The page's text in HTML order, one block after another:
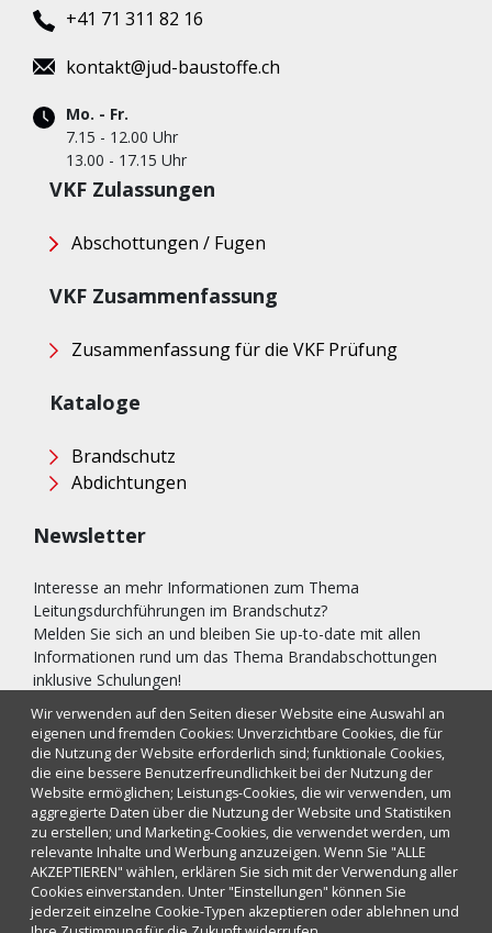
+41 71 311 82 16
kontakt@jud-baustoffe.ch
Mo. - Fr.
7.15 - 12.00 Uhr
13.00 - 17.15 Uhr
VKF Zulassungen
Abschottungen / Fugen
VKF Zusammenfassung
Zusammenfassung für die VKF Prüfung
Kataloge
Brandschutz
Abdichtungen
Newsletter
Interesse an mehr Informationen zum Thema
Leitungsdurchführungen im Brandschutz?
Melden Sie sich an und bleiben Sie up-to-date mit allen
Informationen rund um das Thema Brandabschottungen
inklusive Schulungen!
Abonnieren
Wir verwenden auf den Seiten dieser Website eine Auswahl an
eigenen und fremden Cookies: Unverzichtbare Cookies, die für
die Nutzung der Website erforderlich sind; funktionale Cookies,
die eine bessere Benutzerfreundlichkeit bei der Nutzung der
Website ermöglichen; Leistungs-Cookies, die wir verwenden, um
aggregierte Daten über die Nutzung der Website und Statistiken
zu erstellen; und Marketing-Cookies, die verwendet werden, um
relevante Inhalte und Werbung anzuzeigen. Wenn Sie "ALLE
AKZEPTIEREN" wählen, erklären Sie sich mit der Verwendung aller
Cookies einverstanden. Unter "Einstellungen" können Sie
jederzeit einzelne Cookie-Typen akzeptieren oder ablehnen und
Copyright © by Jud Bau-Stoffe + Systeme
GmbH
Impressum
Datenschutz